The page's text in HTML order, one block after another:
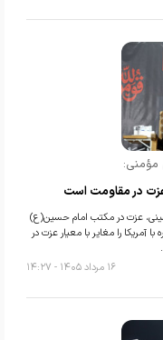
مؤمنی:
عزت در مقاومت است
عزت در مکتب امام حسین(ع)
آمریکا را مغایر با معیار عزت در
۱۶ مرداد ۱۴۰۵ - ۱۴:۲۷